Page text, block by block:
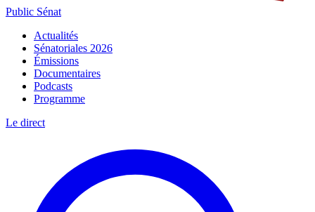
Public Sénat
Actualités
Sénatoriales 2026
Émissions
Documentaires
Podcasts
Programme
Le direct